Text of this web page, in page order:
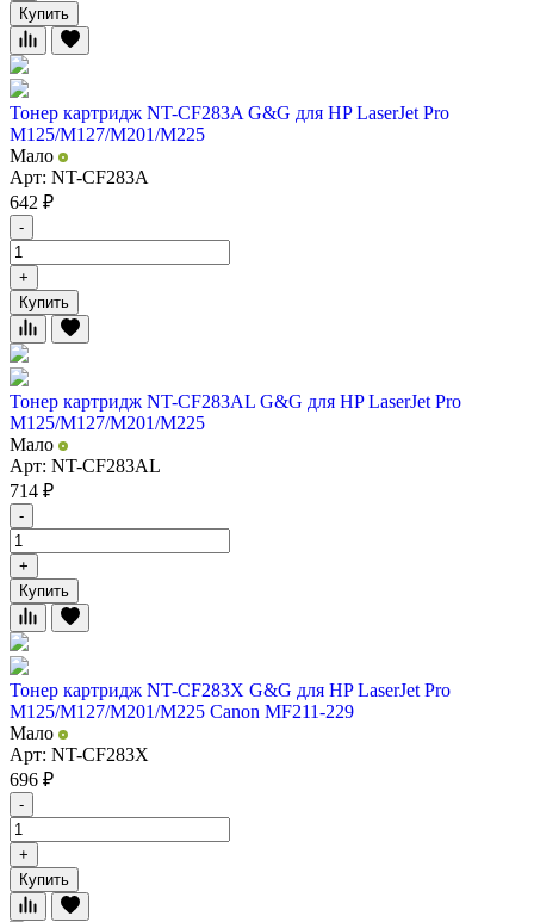
Купить
Тонер картридж NT-CF283A G&G для HP LaserJet Pro
M125/M127/M201/M225
Мало
Арт: NT-CF283A
642 ₽
-
+
Купить
Тонер картридж NT-CF283AL G&G для HP LaserJet Pro
M125/M127/M201/M225
Мало
Арт: NT-CF283AL
714 ₽
-
+
Купить
Тонер картридж NT-CF283X G&G для HP LaserJet Pro
M125/M127/M201/M225 Canon MF211-229
Мало
Арт: NT-CF283X
696 ₽
-
+
Купить